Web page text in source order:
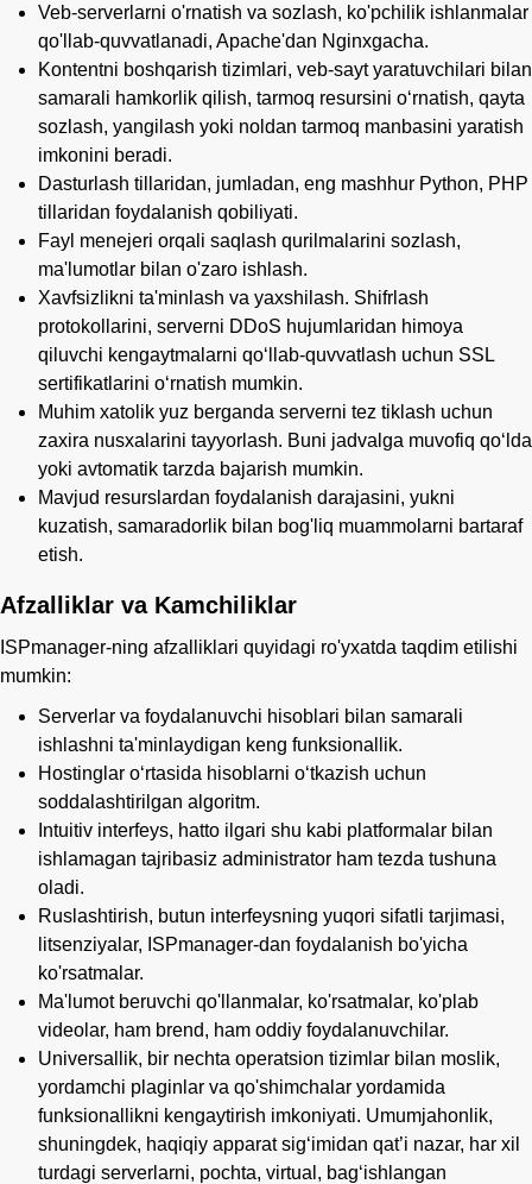
Veb-serverlarni o'rnatish va sozlash, ko'pchilik ishlanmalar
qo'llab-quvvatlanadi, Apache'dan Nginxgacha.
Kontentni boshqarish tizimlari, veb-sayt yaratuvchilari bilan
samarali hamkorlik qilish, tarmoq resursini oʻrnatish, qayta
sozlash, yangilash yoki noldan tarmoq manbasini yaratish
imkonini beradi.
Dasturlash tillaridan, jumladan, eng mashhur Python, PHP
tillaridan foydalanish qobiliyati.
Fayl menejeri orqali saqlash qurilmalarini sozlash,
ma'lumotlar bilan o'zaro ishlash.
Xavfsizlikni ta'minlash va yaxshilash. Shifrlash
protokollarini, serverni DDoS hujumlaridan himoya
qiluvchi kengaytmalarni qo‘llab-quvvatlash uchun SSL
sertifikatlarini o‘rnatish mumkin.
Muhim xatolik yuz berganda serverni tez tiklash uchun
zaxira nusxalarini tayyorlash. Buni jadvalga muvofiq qoʻlda
yoki avtomatik tarzda bajarish mumkin.
Mavjud resurslardan foydalanish darajasini, yukni
kuzatish, samaradorlik bilan bog'liq muammolarni bartaraf
etish.
Afzalliklar va Kamchiliklar
ISPmanager-ning afzalliklari quyidagi ro'yxatda taqdim etilishi
mumkin:
Serverlar va foydalanuvchi hisoblari bilan samarali
ishlashni ta'minlaydigan keng funksionallik.
Hostinglar oʻrtasida hisoblarni oʻtkazish uchun
soddalashtirilgan algoritm.
Intuitiv interfeys, hatto ilgari shu kabi platformalar bilan
ishlamagan tajribasiz administrator ham tezda tushuna
oladi.
Ruslashtirish, butun interfeysning yuqori sifatli tarjimasi,
litsenziyalar, ISPmanager-dan foydalanish bo'yicha
ko'rsatmalar.
Ma'lumot beruvchi qo'llanmalar, ko'rsatmalar, ko'plab
videolar, ham brend, ham oddiy foydalanuvchilar.
Universallik, bir nechta operatsion tizimlar bilan moslik,
yordamchi plaginlar va qo'shimchalar yordamida
funksionallikni kengaytirish imkoniyati. Umumjahonlik,
shuningdek, haqiqiy apparat sig‘imidan qat’i nazar, har xil
turdagi serverlarni, pochta, virtual, bag‘ishlangan